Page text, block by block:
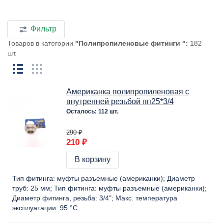
Фильтр
Товаров в категории "Полипропиленовые фитинги ": 182
шт.
Американка полипропиленовая с
внутренней резьбой пп25*3/4
Осталось: 112 шт.
290 ₽
210 ₽
В корзину
Тип фитинга: муфты разъемные (американки)
Диаметр
труб: 25 мм Тип фитинга: муфты разъемные (американки)
Диаметр фитинга, резьба: 3/4" Макс. температура
эксплуатации: 95 °C